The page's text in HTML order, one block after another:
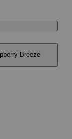
Breeze